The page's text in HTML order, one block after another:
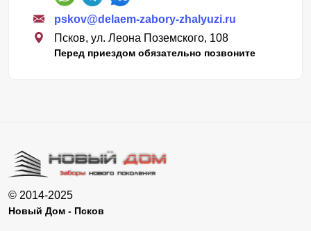
pskov@delaem-zabory-zhalyuzi.ru
Псков, ул. Леона Поземского, 108
Перед приездом обязательно позвоните
© 2014-2025
Новый Дом - Псков